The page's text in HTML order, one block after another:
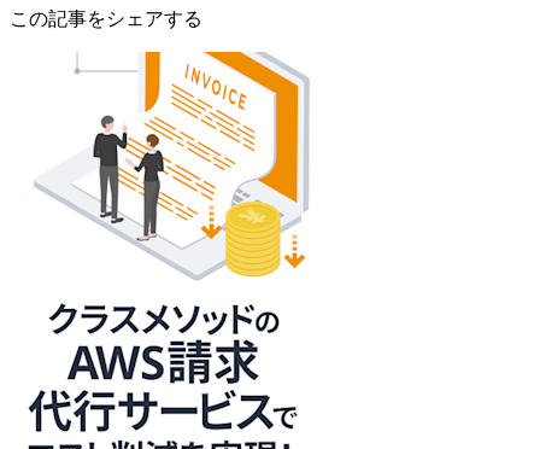
この記事をシェアする